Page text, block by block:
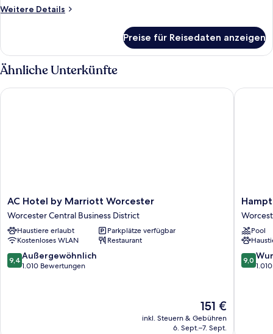
Weitere Details
Weitere
Kamin
Preise für Reisedaten anzeigen
Ähnliche Unterkünfte
AC
Hotel
by
Marriott
Worcester
Worcester
Central
AC Hotel by Marriott Worcester
Worcester Central Business District
Haustiere erlaubt
Parkplätze verfügbar
Kostenloses WLAN
Restaurant
9.4
von
9,4 Außergewöhnlich
1.010 Bewertungen
Der
Preis
beträgt
151 €
inkl. Steuern & Gebühren
6. Sept.–7. Sept.
AC Hotel by Marriott Worcester
Inn
&
Suites
Pool
9.0
von
9,0